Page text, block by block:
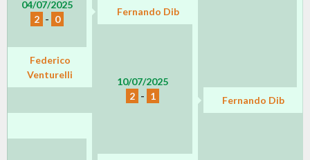
04/07/2025
2 - 0
Fernando Dib
10/07/2025
2 - 1
Federico
Venturelli
Fernando Dib